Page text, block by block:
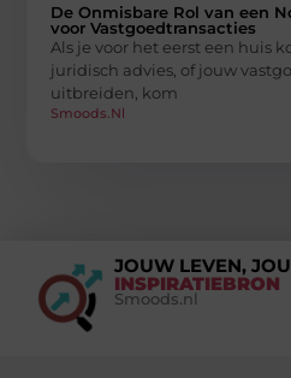
De Onmisbare Rol van een
voor Vastgoedtransacties
Als je voor het eerst een huis
juridisch advies, of jouw
uitbreiden, kom
Smoods.nl
JOUW LEVEN,
INSPIRATIEBRON
Smoods.nl